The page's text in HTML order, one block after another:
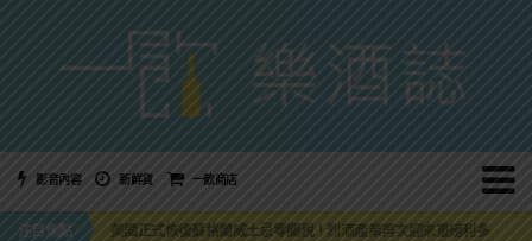
影音內容 新鮮貨 一飲商店
注目焦點
萬眾敲碗如期回歸！SUNMAI金色三麥3度攜手花蓮瓜農品牌「阿強西瓜」
三得利六ROKU琴酒旬系列「柚子雪見」限量登場！首款罐裝GIN SODA 10月同步上市
美國正式恢復蘇格蘭威士忌零關稅！烈酒產業再次迎來重磅利多